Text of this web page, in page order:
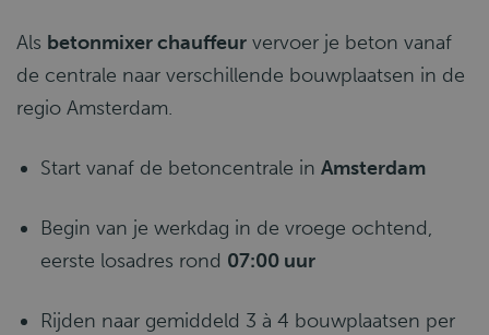
Als betonmixer chauffeur vervoer je beton vanaf
de centrale naar verschillende bouwplaatsen in de
regio Amsterdam.
Start vanaf de betoncentrale in Amsterdam
Begin van je werkdag in de vroege ochtend,
eerste losadres rond 07:00 uur
Rijden naar gemiddeld 3 à 4 bouwplaatsen per